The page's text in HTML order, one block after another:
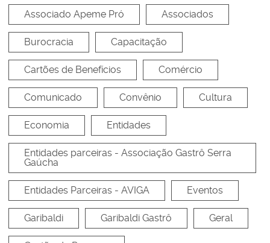
Associado Apeme Pró Associados
Burocracia Capacitação
Cartões de Benefícios Comércio
Comunicado Convênio Cultura
Economia Entidades
Entidades parceiras - Associação Gastrô Serra
Gaúcha
Entidades Parceiras - AVIGA Eventos
Garibaldi Garibaldi Gastrô Geral